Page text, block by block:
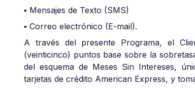
▪ Mensajes de Texto (SMS)
▪ Correo electrónico (E-mail).
A través del presente Programa, el
(veinticinco) puntos base sobre la
del esquema de Meses Sin Intereses,
tarjetas de crédito American Express, y